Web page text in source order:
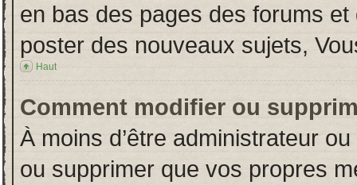
en bas des pages des forums
poster des nouveaux sujets,
Haut
Comment modifier ou
À moins d’être administrateur
ou supprimer que vos propres